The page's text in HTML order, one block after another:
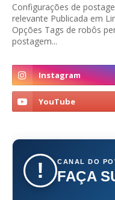
Configurações de
relevante Publicada em
Opções Tags de robôs
postagem...
! CANAL DO
FAÇA